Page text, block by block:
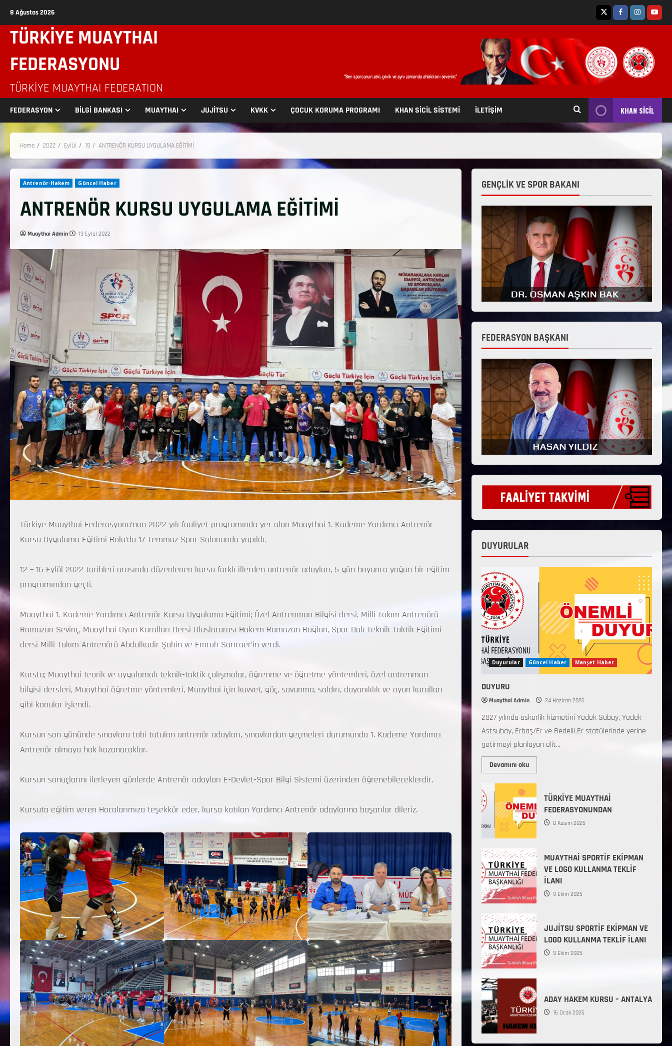
8 Ağustos 2026
TÜRKİYE MUAYTHAI
FEDERASYONU
TÜRKIYE MUAYTHAI FEDERATION
FEDERASYON BİLGİ BANKASI MUAYTHAI JUJİTSU KVKK ÇOCUK KORUMA PROGRAMI KHAN SİCİL SİSTEMİ İLETİŞİM KHAN SİCİL
Home 2022 Eylül 19 ANTRENÖR KURSU UYGULAMA EĞİTİMİ
Antrenör-Hakem Güncel Haber
ANTRENÖR KURSU UYGULAMA EĞİTİMİ
Muaythai Admin 19 Eylül 2022
Türkiye Muaythai Federasyonu’nun 2022 yılı faaliyet programında yer alan Muaythai 1. Kademe Yardımcı Antrenör
Kursu Uygulama Eğitimi Bolu’da 17 Temmuz Spor Salonunda yapıldı.
12 – 16 Eylül 2022 tarihleri arasında düzenlenen kursa farklı illerden antrenör adayları, 5 gün boyunca yoğun bir eğitim
programından geçti.
Muaythai 1. Kademe Yardımcı Antrenör Kursu Uygulama Eğitimi; Özel Antrenman Bilgisi dersi, Milli Takım Antrenörü
Ramazan Sevinç, Muaythai Oyun Kuralları Dersi Uluslararası Hakem Ramazan Bağlan, Spor Dalı Teknik Taktik Eğitimi
dersi Milli Takım Antrenörü Abdulkadir Şahin ve Emrah Sarıcaer’in verdi.
Kursta; Muaythai teorik ve uygulamalı teknik-taktik çalışmalar, öğrenme ve öğretme yöntemleri, özel antrenman
bilgisi dersleri, Muaythai öğretme yöntemleri, Muaythai için kuvvet, güç, savunma, saldırı, dayanıklık ve oyun kuralları
gibi konular işlendi.
Kursun son gününde sınavlara tabi tutulan antrenör adayları, sınavlardan geçmeleri durumunda 1. Kademe Yardımcı
Antrenör olmaya hak kazanacaklar.
Kursun sonuçlarını ilerleyen günlerde Antrenör adayları E-Devlet-Spor Bilgi Sistemi üzerinden öğrenebileceklerdir.
Kursuta eğitim veren Hocalarımıza teşekkür eder, kursa katılan Yardımcı Antrenör adaylarına başarılar dileriz.
GENÇLİK VE SPOR BAKANI
FEDERASYON BAŞKANI
DUYURULAR
Duyurular Güncel Haber Manşet Haber
DUYURU
Muaythai Admin 24 Haziran 2026
2027 yılında askerlik hizmetini Yedek Subay, Yedek
Astsubay, Erbaş/Er ve Bedelli Er statülerinde yerine
getirmeyi planlayan elit...
Devamını oku
TÜRKİYE MUAYTHAİ
FEDERASYONUNDAN
8 Kasım 2025
MUAYTHAİ SPORTİF EKİPMAN
VE LOGO KULLANMA TEKLİF
İLANI
9 Ekim 2025
JUJİTSU SPORTİF EKİPMAN VE
LOGO KULLANMA TEKLİF İLANI
9 Ekim 2025
ADAY HAKEM KURSU – ANTALYA
16 Ocak 2025